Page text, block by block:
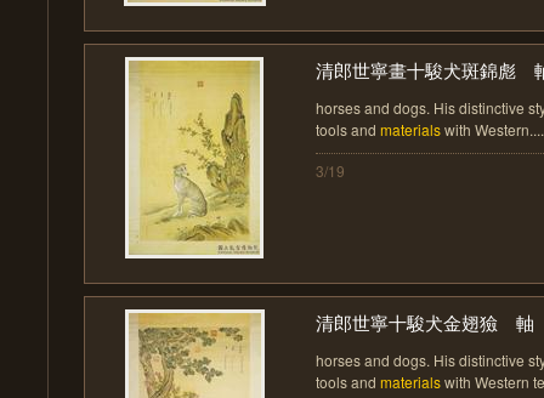
清郎世寧畫十駿犬斑錦彪
horses and dogs. His distinctive
tools and materialswith
3/19
清郎世寧十駿犬金翅獫 軸
horses and dogs. His distinctive
tools and materialswith Western